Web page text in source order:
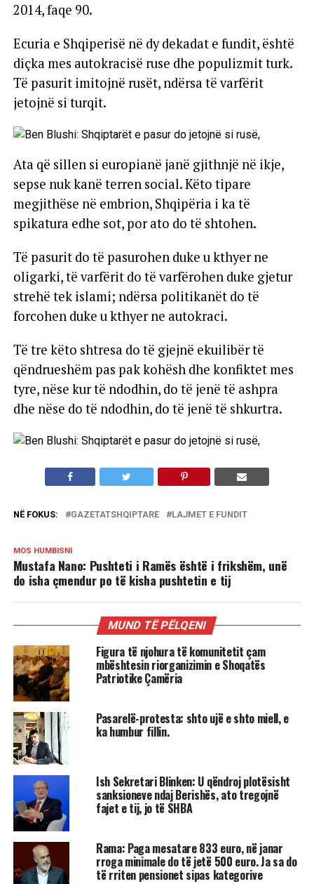
2014, faqe 90.
Ecuria e Shqiperisë në dy dekadat e fundit, është
diçka mes autokracisë ruse dhe populizmit turk.
Të pasurit imitojnë rusët, ndërsa të varfërit
jetojnë si turqit.
Ata që sillen si europianë janë gjithnjë në ikje,
sepse nuk kanë terren social. Këto tipare
megjithëse në embrion, Shqipëria i ka të
spikatura edhe sot, por ato do të shtohen.
Të pasurit do të pasurohen duke u kthyer ne
oligarki, të varfërit do të varfërohen duke gjetur
strehë tek islami; ndërsa politikanët do të
forcohen duke u kthyer ne autokraci.
Të tre këto shtresa do të gjejnë ekuilibër të
qëndrueshëm pas pak kohësh dhe konfiktet mes
tyre, nëse kur të ndodhin, do të jenë të ashpra
dhe nëse do të ndodhin, do të jenë të shkurtra.
NË FOKUS: GAZETATSHQIPTARE LAJMET E FUNDIT
MOS HUMBISNI
Mustafa Nano: Pushteti i Ramës është i frikshëm, unë
do isha çmendur po të kisha pushtetin e tij
MUND TË PËLQENI
Figura të njohura të komunitetit çam
mbështesin riorganizimin e Shoqatës
Patriotike Çamëria
Pasarelë-protesta: shto ujë e shto miell, e
ka humbur fillin.
Ish Sekretari Blinken: U qëndroj plotësisht
sanksioneve ndaj Berishës, ato tregojnë
fajet e tij, jo të SHBA
Rama: Paga mesatare 833 euro, në janar
rroga minimale do të jetë 500 euro. Ja sa do
të rriten pensionet sipas kategorive